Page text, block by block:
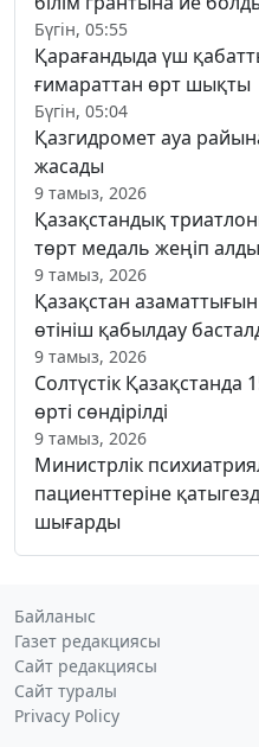
Бүгін, 05:55
Қарағандыда үш
ғимараттан өрт шықты
Бүгін, 05:04
Қазгидромет ауа
жасады
9 тамыз, 2026
Қазақстандық
төрт медаль жеңіп алды
9 тамыз, 2026
Қазақстан
өтініш қабылдау
9 тамыз, 2026
Солтүстік Қазақстанда
өрті сөндірілді
9 тамыз, 2026
Министрлік
пациенттеріне
шығарды
Байланыс
Газет редакциясы
Сайт редакциясы
Сайт туралы
Privacy Policy